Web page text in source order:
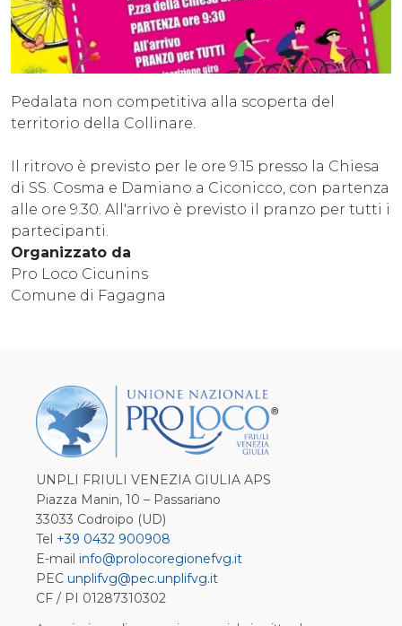
Pedalata non competitiva alla scoperta del
territorio della Collinare.
Il ritrovo è previsto per le ore 9.15 presso la Chiesa
di SS. Cosma e Damiano a Ciconicco, con partenza
alle ore 9.30. All'arrivo è previsto il pranzo per tutti i
partecipanti.
Organizzato da
Pro Loco Cicunins
Comune di Fagagna
UNPLI FRIULI VENEZIA GIULIA APS
Piazza Manin, 10 – Passariano
33033 Codroipo (UD)
Tel +39 0432 900908
E-mail info@prolocoregionefvg.it
PEC unplifvg@pec.unplifvg.it
CF / PI 01287310302